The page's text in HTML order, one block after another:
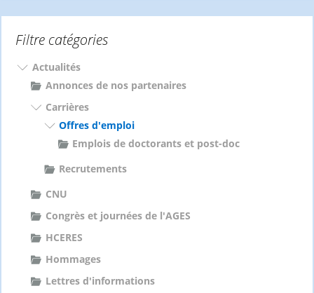
r
h
Filtre catégories
Actualités
Annonces de nos partenaires
Carrières
Offres d'emploi
Emplois de doctorants et post-doc
Recrutements
CNU
Congrès et journées de l'AGES
HCERES
Hommages
Lettres d'informations